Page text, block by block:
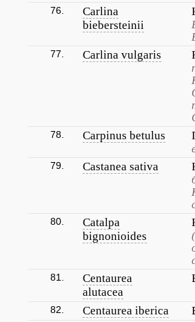
76.
Carlina
biebersteinii
77. Carlina vulgaris
78. Carpinus betulus
79. Castanea sativa
80.
Catalpa
bignonioides
81.
Centaurea
alutacea
82. Centaurea iberica